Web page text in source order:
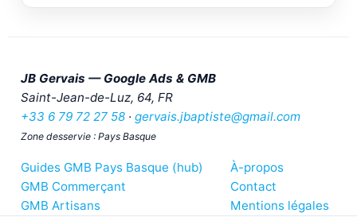
JB Gervais — Google Ads & GMB
Saint-Jean-de-Luz, 64, FR
+33 6 79 72 27 58 · gervais.jbaptiste@gmail.com
Zone desservie : Pays Basque
Guides GMB Pays Basque (hub)
GMB Commerçant
GMB Artisans
À-propos
Contact
Mentions légales